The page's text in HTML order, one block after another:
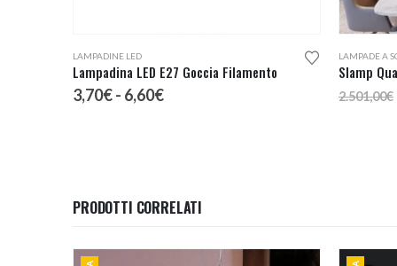
LAMPADINE LED
Lampadina LED E27 Goccia Filamento
3,70€- 6,60€Fascia
LAMPADE A
Slamp
2.501,00€
PRODOTTI CORRELATI